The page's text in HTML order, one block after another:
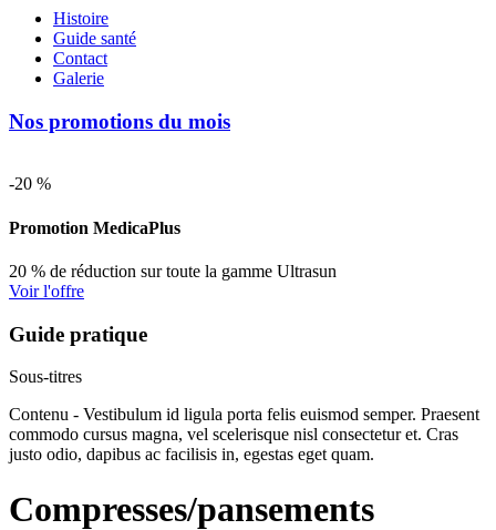
Histoire
Guide santé
Contact
Galerie
Nos promotions du mois
-20 %
Promotion MedicaPlus
20 % de réduction sur toute la gamme Ultrasun
Voir l'offre
Guide pratique
Sous-titres
Contenu - Vestibulum id ligula porta felis euismod semper. Praesent
commodo cursus magna, vel scelerisque nisl consectetur et. Cras
justo odio, dapibus ac facilisis in, egestas eget quam.
Compresses/pansements